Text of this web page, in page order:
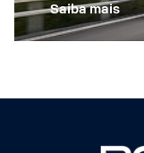
Saiba mais